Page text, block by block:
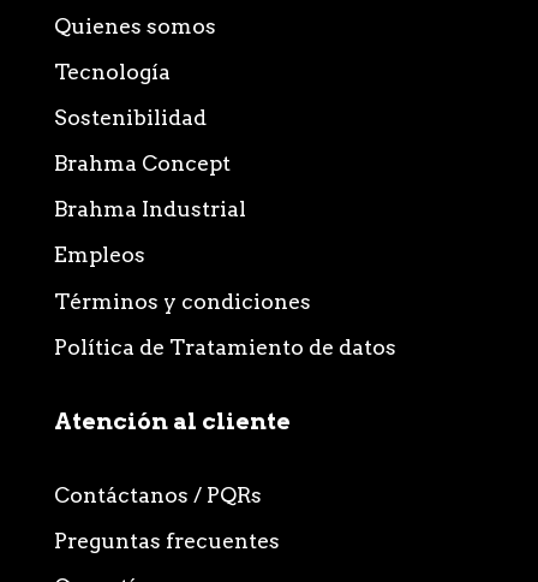
Quienes somos
Tecnología
Sostenibilidad
Brahma Concept
Brahma Industrial
Empleos
Términos y condiciones
Política de Tratamiento de datos
Atención al cliente
Contáctanos / PQRs
Preguntas frecuentes